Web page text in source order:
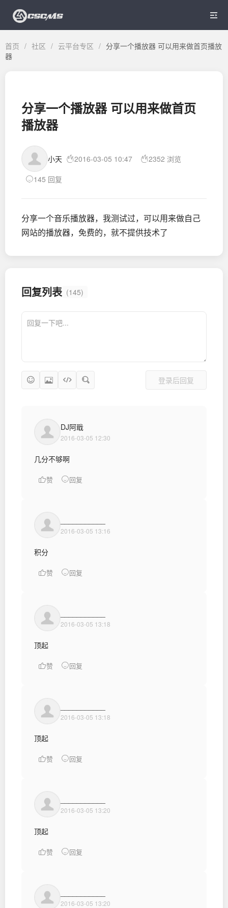

首页 / 社区 / 云平台专区 / 分享一个播放器 可以用来做首页播放
器
分享一个播放器 可以用来做首页
播放器
小天 2016-03-05 10:47
2352 浏览
145 回复
分享一个音乐播放器，我测试过，可以用来做自己
网站的播放器，免费的，就不提供技术了
回复列表 (145)
登录后回复
DJ阿戢
2016-03-05 12:30
几分不够啊
赞 回复
2016-03-05 13:16
积分
赞 回复
2016-03-05 13:18
顶起
赞 回复
2016-03-05 13:18
顶起
赞 回复
2016-03-05 13:20
顶起
赞 回复
2016-03-05 13:20